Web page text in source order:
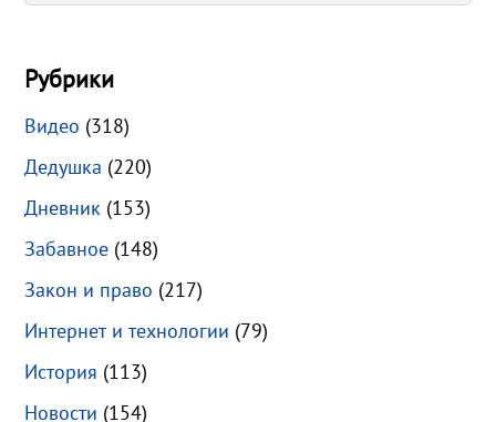
Рубрики
Видео (318)
Дедушка (220)
Дневник (153)
Забавное (148)
Закон и право (217)
Интернет и технологии (79)
История (113)
Новости (154)